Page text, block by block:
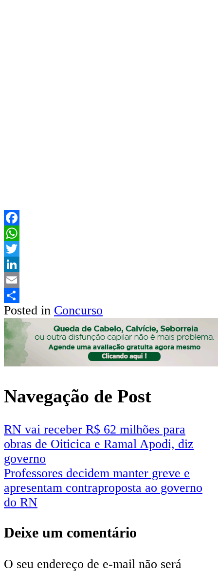
Facebook
WhatsApp
Twitter
LinkedIn
Email
Share
Posted in Concurso
Navegação de Post
RN vai receber R$ 62 milhões para
obras de Oiticica e Ramal Apodi, diz
governo
Professores decidem manter greve e
apresentam contraproposta ao governo
do RN
Deixe um comentário
O seu endereço de e-mail não será